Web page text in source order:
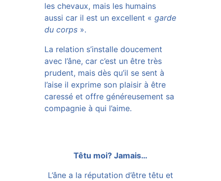
les chevaux, mais les humains
aussi car il est un excellent « garde
du corps ».
La relation s’installe doucement
avec l’âne, car c’est un être très
prudent, mais dès qu’il se sent à
l’aise il exprime son plaisir à être
caressé et offre généreusement sa
compagnie à qui l’aime.
Têtu moi? Jamais…
L’âne a la réputation d’être têtu et